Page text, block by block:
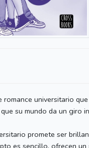
romance universitario
su mundo da un giro
promete ser